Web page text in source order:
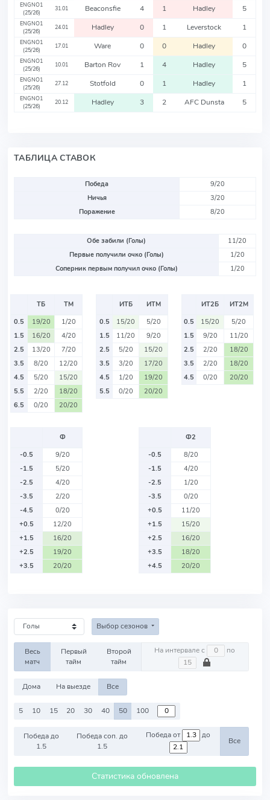
ENGNO1
(25/26)
31.01 Beaconsfie 4 1 Hadley 5
ENGNO1
(25/26)
24.01 Hadley 0 1 Leverstock 1
ENGNO1
(25/26)
17.01 Ware 0 0 Hadley 0
ENGNO1
(25/26)
10.01 Barton Rov 1 4 Hadley 5
ENGNO1
(25/26)
27.12 Stotfold 0 1 Hadley 1
ENGNO1
(25/26)
20.12 Hadley 3 2 AFC Dunsta 5
ТАБЛИЦА СТАВОК
Победа
9/20
Ничья
3/20
Поражение
8/20
Обе забили (Голы)
11/20
Первые получили очко (Голы)
1/20
Соперник первым получил очко (Голы)
1/20
ТБ
ТМ
0.5
19/20
1/20
1.5
16/20
4/20
2.5
13/20
7/20
3.5
8/20
12/20
4.5
5/20
15/20
5.5
2/20
18/20
6.5
0/20 20/20
ИТБ
ИТМ
0.5
15/20
5/20
1.5
11/20
9/20
2.5
5/20
15/20
3.5
3/20
17/20
4.5
1/20
19/20
5.5
0/20 20/20
ИТ2Б
ИТ2М
0.5
15/20
5/20
1.5
9/20
11/20
2.5
2/20
18/20
3.5
2/20
18/20
4.5
0/20 20/20
Ф
-0.5
9/20
-1.5
5/20
-2.5
4/20
-3.5
2/20
-4.5
0/20
+0.5
12/20
+1.5
16/20
+2.5
19/20
+3.5
20/20
Ф2
-0.5
8/20
-1.5
4/20
-2.5
1/20
-3.5
0/20
+0.5
11/20
+1.5
15/20
+2.5
16/20
+3.5
18/20
+4.5
20/20
Выбор сезонов
Весь
матч
Первый
тайм
Второй
тайм
На интервале с по
Дома На выезде Все
5 10 15 20 30 40 50 100
Победа до
1.5
Победа соп. до
1.5
Победа от до
Все
Статистика обновлена